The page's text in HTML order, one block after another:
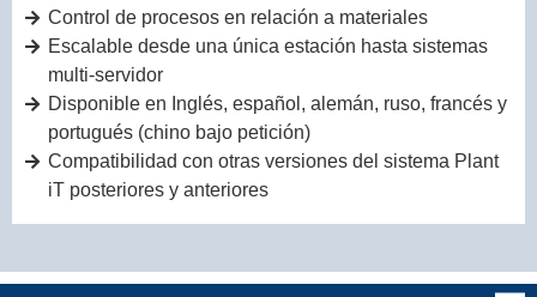
Control de procesos en relación a materiales
Escalable desde una única estación hasta sistemas
multi-servidor
Disponible en Inglés, español, alemán, ruso, francés y
portugués (chino bajo petición)
Compatibilidad con otras versiones del sistema Plant
iT posteriores y anteriores
Tecnología orientada al control de recetas